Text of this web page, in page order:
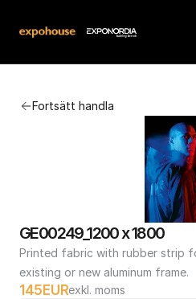
Fortsätt handla
GE00249_1200 x 1800
Printed fabric with rubber strip
existing or new aluminum frame.
145 EURexkl. moms